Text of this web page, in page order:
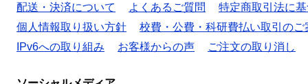
配送・決済について
よくあるご質問
特定商取引法に
個人情報取り扱い方針
校費・公費・科研費払い取引のご
IPv6への取り組み
お客様からの声 ご注文の取り消し